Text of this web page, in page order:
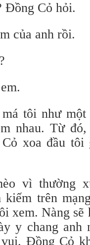
Đồng Cỏ hỏi.
của anh rồi.
tôi như
nhau. Từ
xoa đầu tôi
vì thường
trên
xem. Nàng
y chang anh
Đồng Cỏ